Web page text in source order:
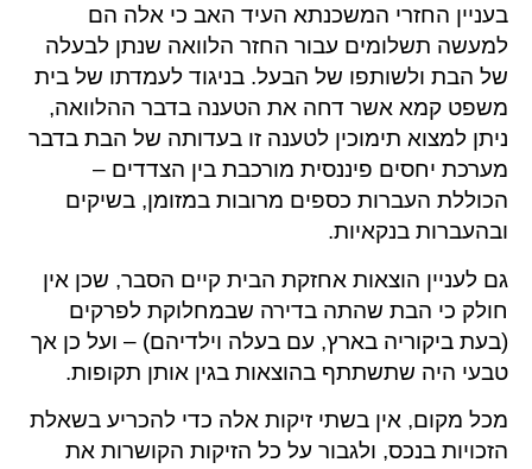
בעניין החזרי המשכנתא העיד האב כי אלה הם
למעשה תשלומים עבור החזר הלוואה שנתן לבעלה
של הבת ולשותפו של הבעל. בניגוד לעמדתו של בית
משפט קמא אשר דחה את הטענה בדבר ההלוואה,
ניתן למצוא תימוכין לטענה זו בעדותה של הבת בדבר
מערכת יחסים פיננסית מורכבת בין הצדדים –
הכוללת העברות כספים מרובות במזומן, בשיקים
ובהעברות בנקאיות.
גם לעניין הוצאות אחזקת הבית קיים הסבר, שכן אין
חולק כי הבת שהתה בדירה שבמחלוקת לפרקים
(בעת ביקוריה בארץ, עם בעלה וילדיהם) – ועל כן אך
טבעי היה שתשתתף בהוצאות בגין אותן תקופות.
מכל מקום, אין בשתי זיקות אלה כדי להכריע בשאלת
הזכויות בנכס, ולגבור על כל הזיקות הקושרות את